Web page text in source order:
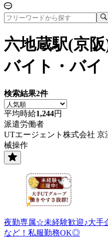
六地蔵駅(京
バイト・バイ
検索結果2件
平均時給1,244円
派遣労働者
UTエージェント株式会社
械操作
夜勤専属☆未経験歓迎♪大手
など！私服勤務OK◎